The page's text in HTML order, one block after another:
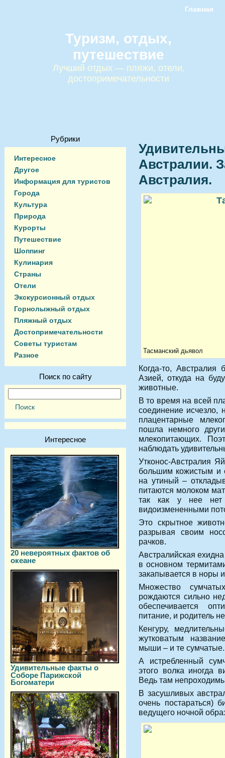
Главная
Туризм, отдых,
путешествие
Лучший отдых — пляжи, отели,
достопримечательности
Рубрики
Интересное
Другое
Информация для туристов
Города
Культура
Природа
Курорты
Путешествие
Шоппинг
Кулинария
Страны
Отели
Экскурсионный отдых
Горнолыжный отдых
Пляжный отдых
Достопримечательности
Советы туристам
Разное
Поиск по сайту
Интересное
20 невероятных фактов об
океане
Удивительные факты о
Соборе Парижской
Богоматери
Австралии.
Австралия.
Тасманский дьявол
Когда-то,
Азией, откуда на
животные.
В то время на всей
соединение исчезло,
плацентарные
пошла немного
млекопитающих.
наблюдать
Утконос-Австралия
большим кожистым и
на утиный –
питаются молоком
так как у нее нет
видоизмененными
Это скрытное
разрывая своим
рачков.
Австралийская
в основном
закапывается в норы
Множество
рождаются сильно
обеспечивается
питание, и родитель
Кенгуру,
жутковатым
мыши – и те сумчатые.
А истребленный
этого волка иногда
Ведь там
В засушливых
очень постараться)
ведущего ночной